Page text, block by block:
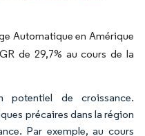
Automatique en Amérique
de 29,7% au cours de la
potentiel de croissance.
précaires dans la région
Par exemple, au cours